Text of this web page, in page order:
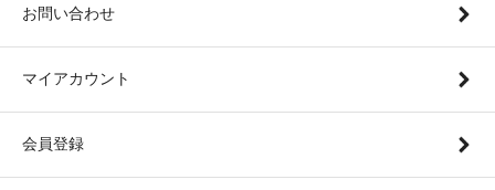
お問い合わせ
マイアカウント
会員登録